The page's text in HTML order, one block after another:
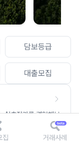
담보등급
대출모집
AI추정가를 경험해보
집 거래사례